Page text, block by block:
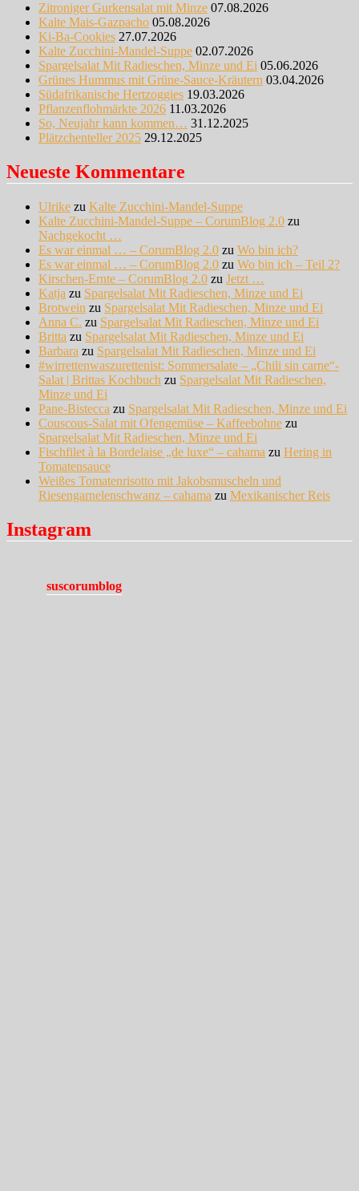
Zitroniger Gurkensalat mit Minze 07.08.2026
Kalte Mais-Gazpacho 05.08.2026
Ki-Ba-Cookies 27.07.2026
Kalte Zucchini-Mandel-Suppe 02.07.2026
Spargelsalat Mit Radieschen, Minze und Ei 05.06.2026
Grünes Hummus mit Grüne-Sauce-Kräutern 03.04.2026
Südafrikanische Hertzoggies 19.03.2026
Pflanzenflohmärkte 2026 11.03.2026
So, Neujahr kann kommen… 31.12.2025
Plätzchenteller 2025 29.12.2025
Neueste Kommentare
Ulrike zu Kalte Zucchini-Mandel-Suppe
Kalte Zucchini-Mandel-Suppe – CorumBlog 2.0 zu
Nachgekocht …
Es war einmal … – CorumBlog 2.0 zu Wo bin ich?
Es war einmal … – CorumBlog 2.0 zu Wo bin ich – Teil 2?
Kirschen-Ernte – CorumBlog 2.0 zu Jetzt …
Katja zu Spargelsalat Mit Radieschen, Minze und Ei
Brotwein zu Spargelsalat Mit Radieschen, Minze und Ei
Anna C. zu Spargelsalat Mit Radieschen, Minze und Ei
Britta zu Spargelsalat Mit Radieschen, Minze und Ei
Barbara zu Spargelsalat Mit Radieschen, Minze und Ei
#wirrettenwaszurettenist: Sommersalate – „Chili sin carne“-
Salat | Brittas Kochbuch zu Spargelsalat Mit Radieschen,
Minze und Ei
Pane-Bistecca zu Spargelsalat Mit Radieschen, Minze und Ei
Couscous-Salat mit Ofengemüse – Kaffeebohne zu
Spargelsalat Mit Radieschen, Minze und Ei
Fischfilet à la Bordelaise „de luxe“ – cahama zu Hering in
Tomatensauce
Weißes Tomatenrisotto mit Jakobsmuscheln und
Riesengarnelenschwanz – cahama zu Mexikanischer Reis
Instagram
suscorumblog